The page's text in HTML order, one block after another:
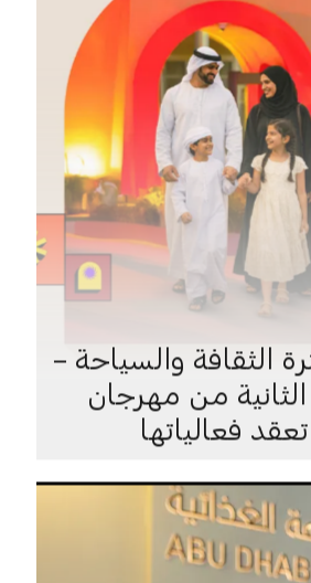
الثقافة والسياحة –
من مهرجان
فعالياتها